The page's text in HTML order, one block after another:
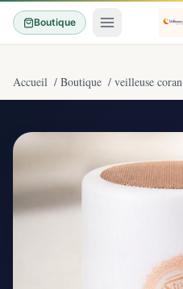
Boutique
Accueil / Boutique / veilleuse